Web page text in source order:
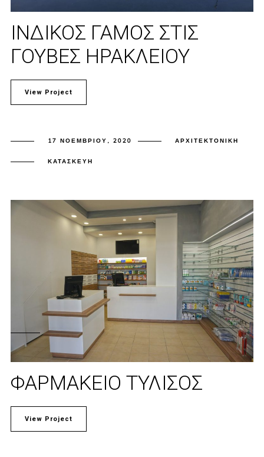
ΙΝΔΙΚΌΣ ΓΆΜΟΣ ΣΤΙΣ
ΓΟΎΒΕΣ ΗΡΑΚΛΕΊΟΥ
View Project
17 ΝΟΕΜΒΡΊΟΥ, 2020 ΑΡΧΙΤΕΚΤΟΝΙΚΉ
ΚΑΤΑΣΚΕΥΉ
ΦΑΡΜΑΚΕΊΟ ΤΎΛΙΣΟΣ
View Project